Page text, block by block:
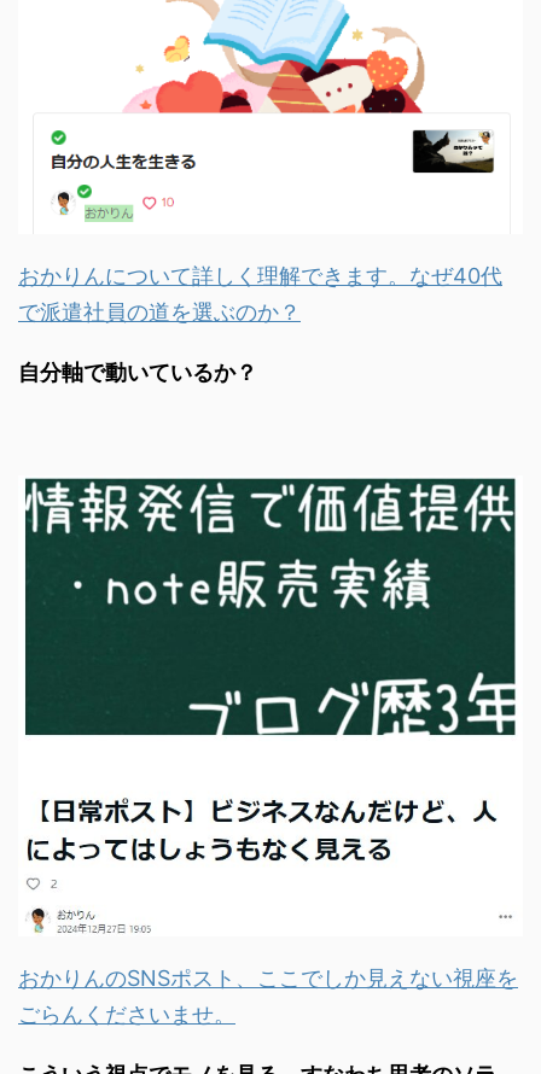
おかりんについて詳しく理解できます。なぜ40代
で派遣社員の道を選ぶのか？
自分軸で動いているか？
おかりんのSNSポスト、ここでしか見えない視座を
ごらんくださいませ。